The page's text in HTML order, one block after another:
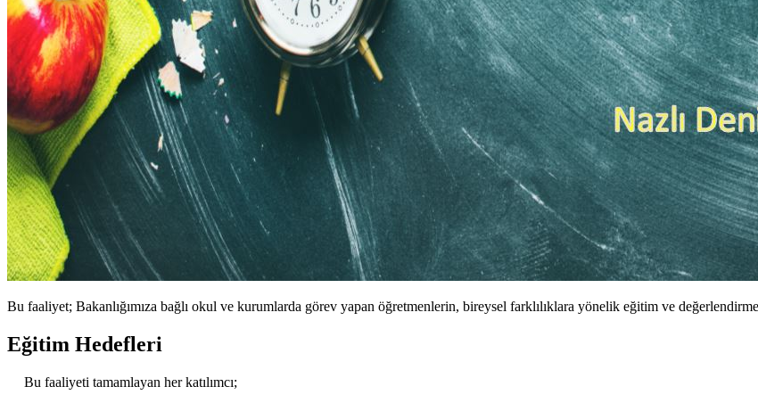
Bu faaliyet; Bakanlığımıza bağlı okul ve kurumlarda görev yapan öğretmenlerin, bireysel farklılıklara yönelik eğitim ve
Eğitim Hedefleri
Bu faaliyeti tamamlayan her katılımcı;